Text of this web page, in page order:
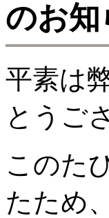
のお知
平素は
とうご
このた
たため